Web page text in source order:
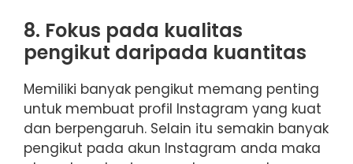
8. Fokus pada kualitas
pengikut daripada kuantitas
Memiliki banyak pengikut memang penting
untuk membuat profil Instagram yang kuat
dan berpengaruh. Selain itu semakin banyak
pengikut pada akun Instagram anda maka